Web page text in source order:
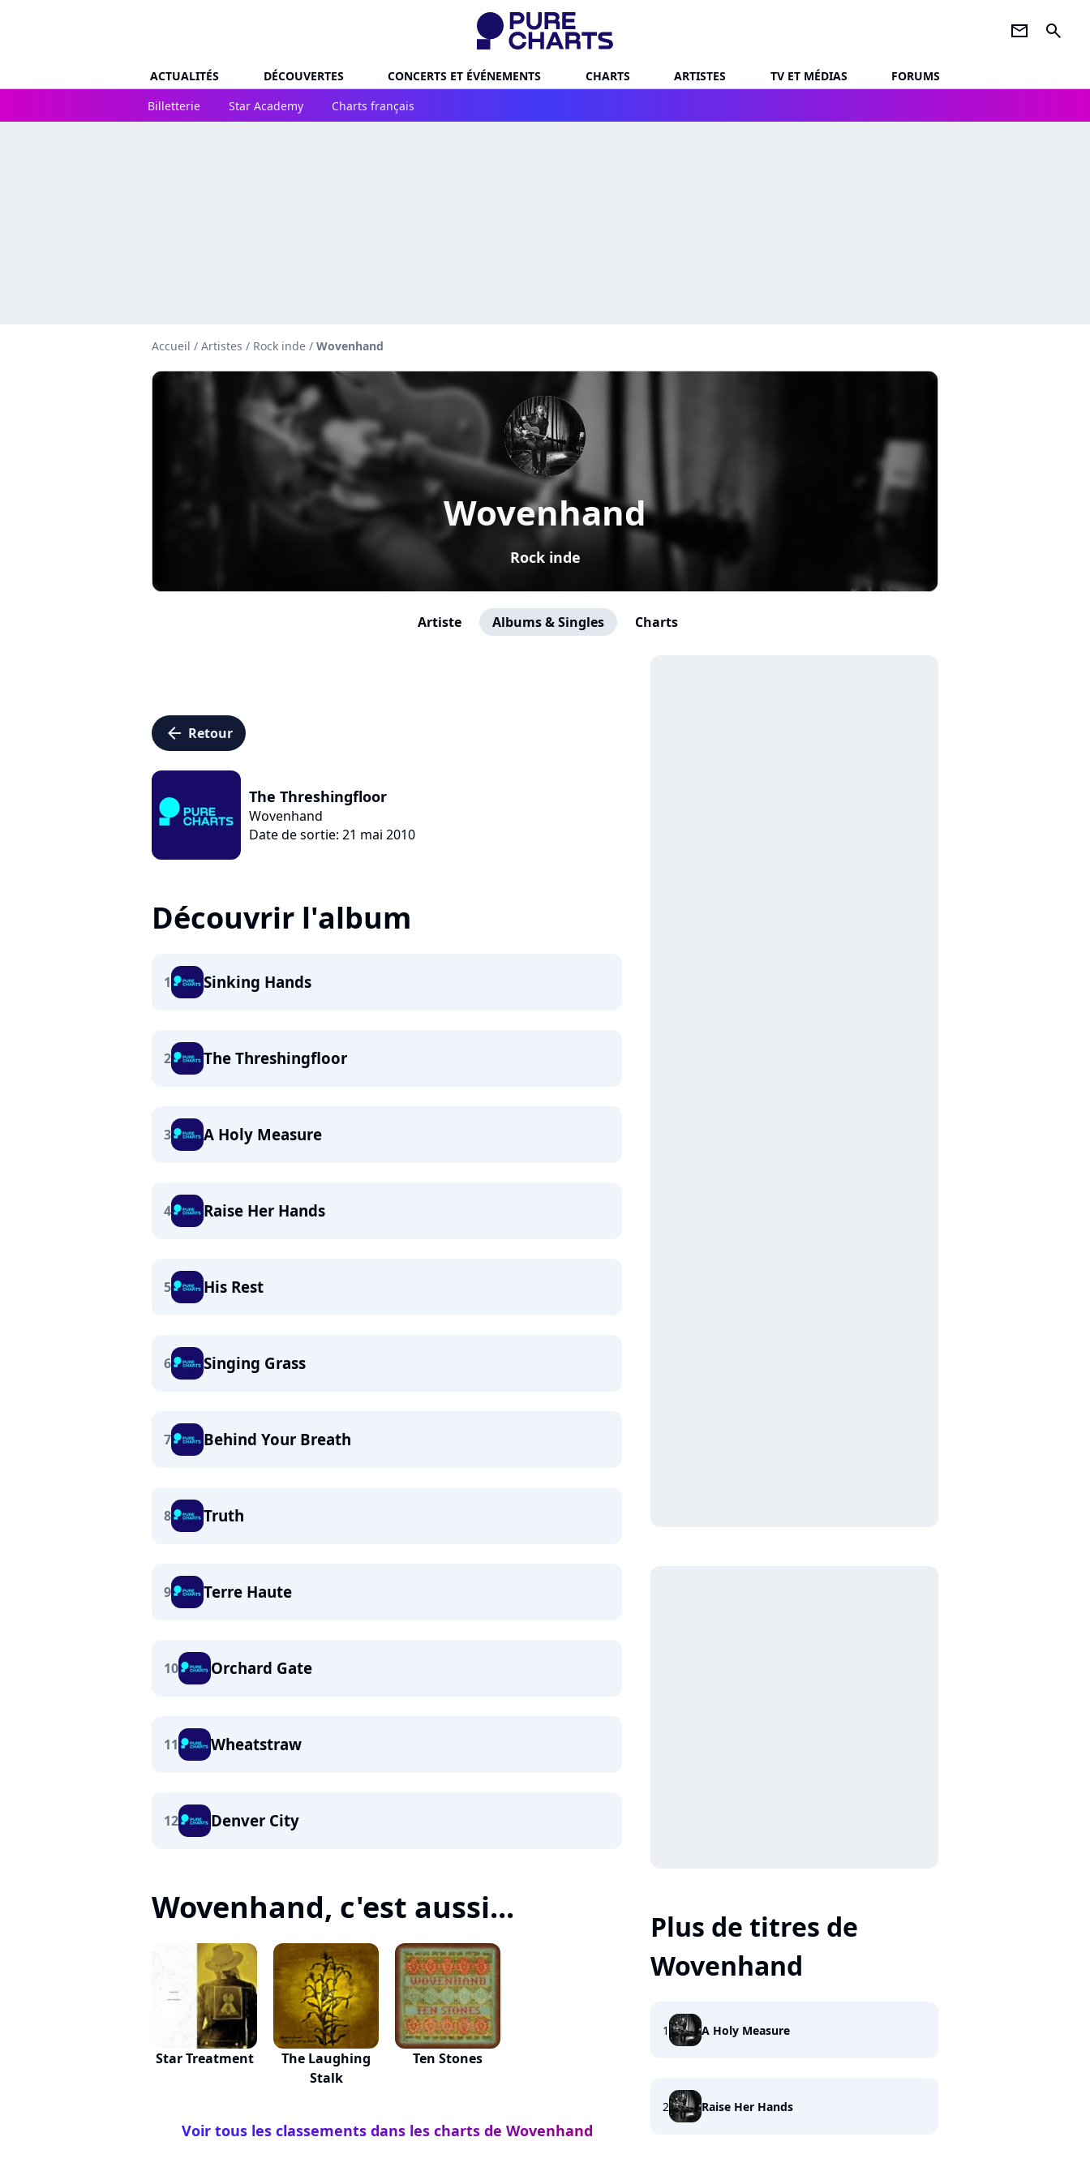
newsletter search
ACTUALITÉS DÉCOUVERTES CONCERTS ET ÉVÉNEMENTS CHARTS ARTISTES TV ET MÉDIAS
FORUMS
Billetterie
Star Academy Charts français
Accueil / Artistes / Rock inde / Wovenhand
Wovenhand
Rock inde
Artiste Albums & Singles Charts
arrow_left Retour
The Threshingfloor
Wovenhand
Date de sortie: 21 mai 2010
Découvrir l'album
1 Sinking Hands
2 The Threshingfloor
3 A Holy Measure
4 Raise Her Hands
5 His Rest
6 Singing Grass
7 Behind Your Breath
8 Truth
9 Terre Haute
10 Orchard Gate
11 Wheatstraw
12 Denver City
Wovenhand, c'est aussi...
Star Treatment
The Laughing
Stalk
Ten Stones
Voir tous les classements dans les charts de Wovenhand
Plus de titres de
Wovenhand
1 A Holy Measure
2 Raise Her Hands